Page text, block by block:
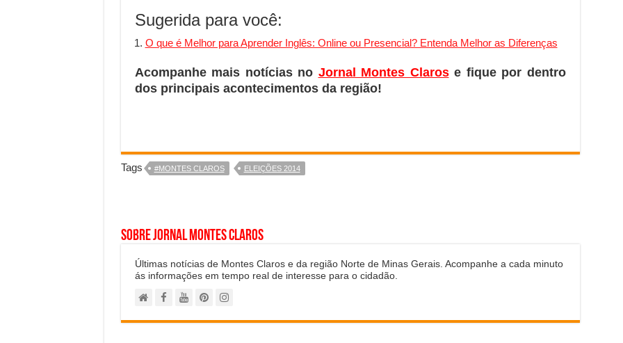
Sugerida para você:
O que é Melhor para Aprender Inglês: Online ou Presencial? Entenda Melhor as Diferenças
Acompanhe mais notícias no Jornal Montes Clarose fique por dentro
dos principais acontecimentos da região!
Tags #MONTES CLAROS ELEIÇÕES 2014
Sobre Jornal Montes Claros
Últimas notícias de Montes Claros e da região Norte de Minas Gerais. Acompanhe a cada minuto
ás informações em tempo real de interesse para o cidadão.